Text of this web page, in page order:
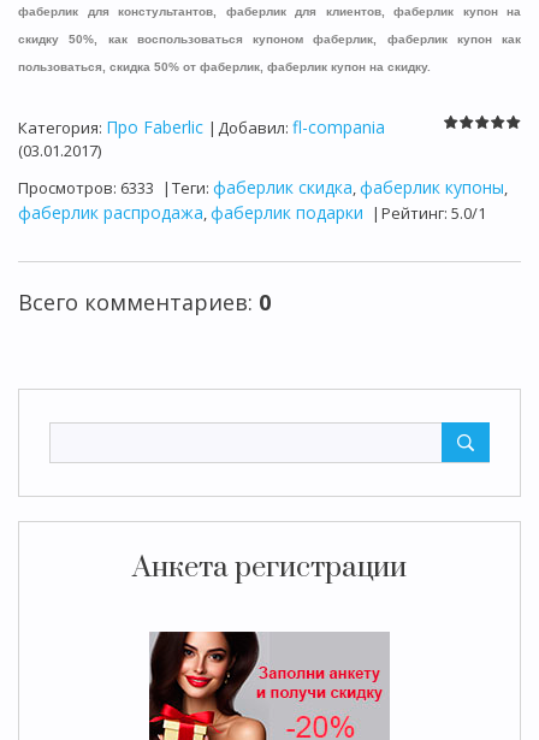
Анкета регистрации
фаберлик для констультантов, фаберлик для клиентов, фаберлик купон на
скидку 50%, как воспользоваться купоном фаберлик, фаберлик купон как
пользоваться, скидка 50% от фаберлик, фаберлик купон на скидку.
Категория: Про Faberlic | Добавил: fl-compania
(03.01.2017)
Просмотров: 6333 | Теги: фаберлик скидка,фаберлик купоны,
фаберлик распродажа,фаберлик подарки | Рейтинг: 5.0/1
Всего комментариев: 0